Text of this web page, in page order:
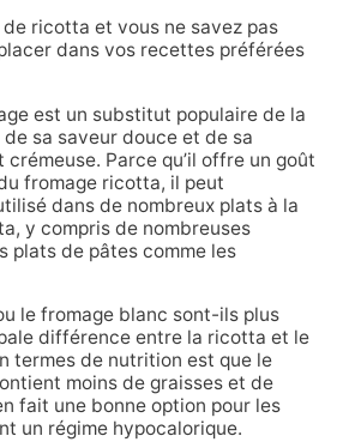
de ricotta et vous ne savez pas
dans vos recettes préférées
est un substitut populaire de la
sa saveur douce et de sa
Parce qu’il offre un goût
fromage ricotta, il peut
dans de nombreux plats à la
y compris de nombreuses
plats de pâtes comme les
le fromage blanc sont-ils plus
différence entre la ricotta et le
termes de nutrition est que le
moins de graisses et de
fait une bonne option pour les
un régime hypocalorique.